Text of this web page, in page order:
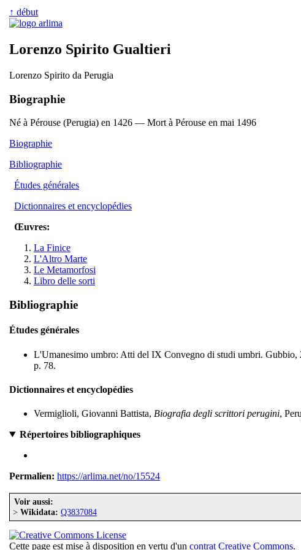
↑ début
Lorenzo Spirito Gualtieri
Lorenzo Spirito da Perugia
Biographie
Né à Pérouse (Perugia) en 1426 — Mort à Pérouse en mai 1496
Biographie
Bibliographie
Études générales
Dictionnaires et encyclopédies
Œuvres:
La Finice
L'Altro Marte
Le Metamorfosi
Libro delle sorti
Bibliographie
Études générales
L'Umanesimo umbro: Atti del IX Convegno di studi umbri. Gubbio,
p. 78.
Dictionnaires et encyclopédies
Vermiglioli, Giovanni Battista, Biografia degli scrittori perugini,
Répertoires bibliographiques
Permalien: https://arlima.net/no/15524
Voir aussi:
> Wikidata: Q3837084
Cette page est mise à disposition en vertu d'un contrat Creative Commons.